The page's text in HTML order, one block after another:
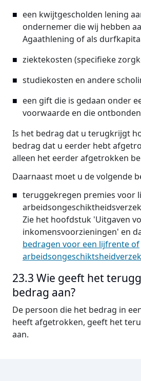
een kwijtgescholden lening
ondernemer die wij hebben
Agaathlening of als
ziektekosten (specifieke
studiekosten en andere
een gift die is gedaan onder
voorwaarde en die
Is het bedrag dat u terugkrijgt
bedrag dat u eerder hebt
alleen het eerder afgetrokken
Daarnaast moet u de volgende
teruggekregen premies voor
Zie het hoofdstuk 'Uitgaven
inkomensvoorzieningen' en
bedragen voor een lijfrente of
23.3 Wie geeft het
bedrag aan?
De persoon die het bedrag in
heeft afgetrokken, geeft het
aan.